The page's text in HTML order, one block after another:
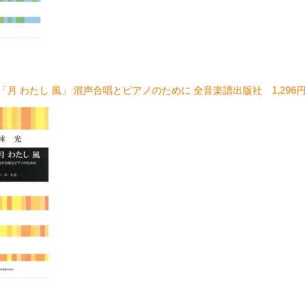
月 わたし 風」 混声合唱とピアノのために 全音楽譜出版社 1,296円